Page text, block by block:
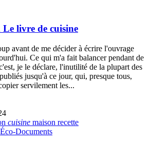
Le livre de cuisine
avant de me décider à écrire l'ouvrage
Ce qui m'a fait balancer pendant de
je le déclare, l'inutilité de la plupart des
jusqu'à ce jour, qui, presque tous,
servilement les...
cuisine maison recette
Éco-Documents